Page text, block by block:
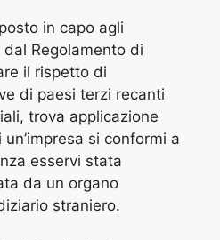
in capo agli
dal Regolamento di
il rispetto di
di paesi terzi recanti
trova applicazione
si conformi a
esservi stata
da un organo
straniero.